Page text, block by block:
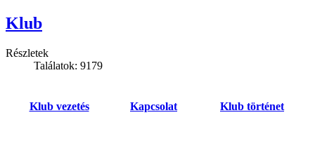
Klub
Részletek
Találatok: 9179
Klub vezetés Kapcsolat Klub történet